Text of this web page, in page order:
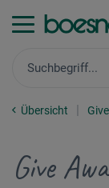
Übersicht
Give